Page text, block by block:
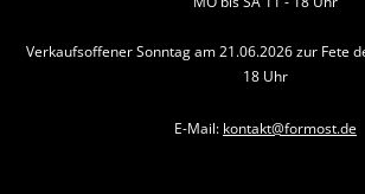
Verkaufsoffener Sonntag am 21.06.2026 zur Fete
18 Uhr
E-Mail: kontakt@formost.de